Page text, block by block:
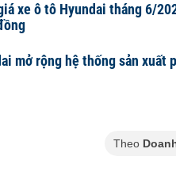
xe ô tô Hyundai tháng 6/
mở rộng hệ thống sản xuất
Theo